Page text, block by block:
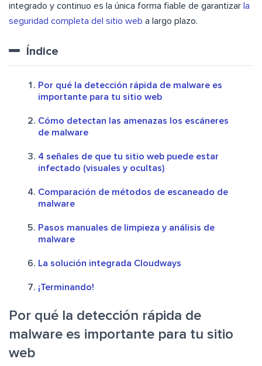
integrado y continuo es la única forma fiable de garantizar la
seguridad completa del sitio web a largo plazo.
Índice
Por qué la detección rápida de malware es
importante para tu sitio web
Cómo detectan las amenazas los escáneres
de malware
4 señales de que tu sitio web puede estar
infectado (visuales y ocultas)
Comparación de métodos de escaneado de
malware
Pasos manuales de limpieza y análisis de
malware
La solución integrada Cloudways
¡Terminando!
Por qué la detección rápida de
malware es importante para tu sitio
web